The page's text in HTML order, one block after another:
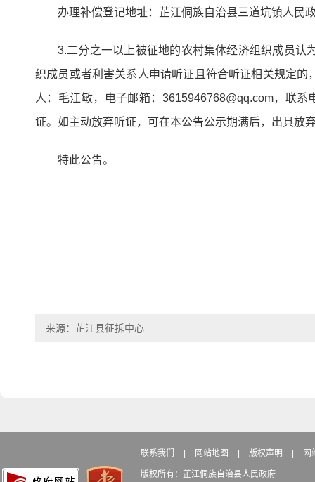
办理补偿登记地址：芷江侗族自治县三道坑镇人民
3.二分之一以上被征地的农村集体经济组织成员认
织成员或者利害关系人申请听证且符合听证相关规定
人：毛江敏，电子邮箱：3615946768@qq.com，联
证。如主动放弃听证，可在本公告公示期满后，出具放
特此公告。
来源：芷江县征拆中心
联系我们 网站地图 版权声明 网
版权所有：芷江侗族自治县人民政府